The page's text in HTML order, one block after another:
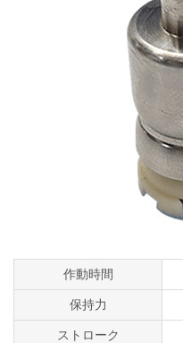
作動時間
保持力
ストローク